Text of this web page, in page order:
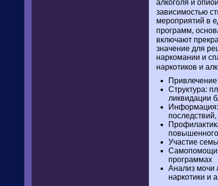
алкоголя и
зависимостью
мероприятий в
программ,
включают
значение для
наркомании и
наркотиков и
Структура:
ликвидации
Информация:
Участие
Самопомощи
программах
Анализ мочи
наркотики и